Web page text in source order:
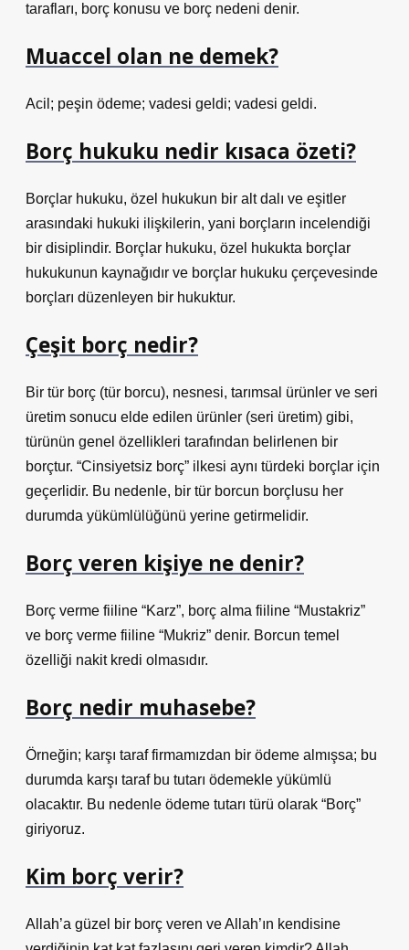
tarafları, borç konusu ve borç nedeni denir.
Muaccel olan ne demek?
Acil; peşin ödeme; vadesi geldi; vadesi geldi.
Borç hukuku nedir kısaca özeti?
Borçlar hukuku, özel hukukun bir alt dalı ve eşitler
arasındaki hukuki ilişkilerin, yani borçların incelendiği
bir disiplindir. Borçlar hukuku, özel hukukta borçlar
hukukunun kaynağıdır ve borçlar hukuku çerçevesinde
borçları düzenleyen bir hukuktur.
Çeşit borç nedir?
Bir tür borç (tür borcu), nesnesi, tarımsal ürünler ve seri
üretim sonucu elde edilen ürünler (seri üretim) gibi,
türünün genel özellikleri tarafından belirlenen bir
borçtur. “Cinsiyetsiz borç” ilkesi aynı türdeki borçlar için
geçerlidir. Bu nedenle, bir tür borcun borçlusu her
durumda yükümlülüğünü yerine getirmelidir.
Borç veren kişiye ne denir?
Borç verme fiiline “Karz”, borç alma fiiline “Mustakriz”
ve borç verme fiiline “Mukriz” denir. Borcun temel
özelliği nakit kredi olmasıdır.
Borç nedir muhasebe?
Örneğin; karşı taraf firmamızdan bir ödeme almışsa; bu
durumda karşı taraf bu tutarı ödemekle yükümlü
olacaktır. Bu nedenle ödeme tutarı türü olarak “Borç”
giriyoruz.
Kim borç verir?
Allah’a güzel bir borç veren ve Allah’ın kendisine